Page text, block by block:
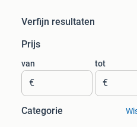
Verfijn resultaten
Prijs
van
€
tot
€
Categorie